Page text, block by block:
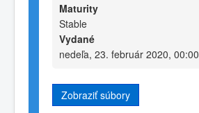
Maturity
Stable
Vydané
nedeľa, 23. február 2020, 00:00
Zobraziť súbory